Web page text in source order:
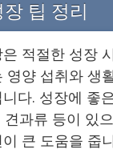
팁 정리
적절한 성장
영양 섭취와 생
다. 성장에 좋
과류 등이 있
큰 도움을 줍